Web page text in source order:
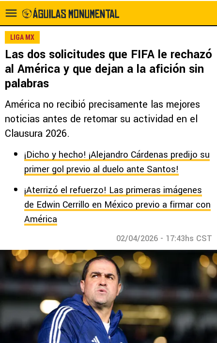
LIGA MX
Las dos solicitudes que FIFA le rechazó
al América y que dejan a la afición sin
palabras
América no recibió precisamente las mejores
noticias antes de retomar su actividad en el
Clausura 2026.
¡Dicho y hecho! ¡Alejandro Cárdenas predijo su
primer gol previo al duelo ante Santos!
¡Aterrizó el refuerzo! Las primeras imágenes
de Edwin Cerrillo en México previo a firmar con
América
02/04/2026 - 17:43hs CST